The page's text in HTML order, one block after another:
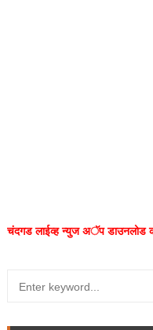
चंदगड लाईव्ह न्युज अॅप डाउनलोड